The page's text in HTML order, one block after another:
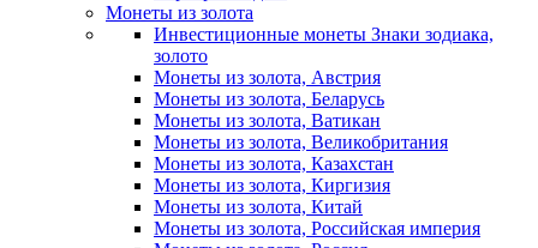
Монеты из золота
Инвестиционные монеты Знаки зодиака,
золото
Монеты из золота, Австрия
Монеты из золота, Беларусь
Монеты из золота, Ватикан
Монеты из золота, Великобритания
Монеты из золота, Казахстан
Монеты из золота, Киргизия
Монеты из золота, Китай
Монеты из золота, Российская империя